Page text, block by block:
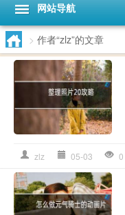
网站导航
> 作者“zlz”的文章
zlz 05-03 0